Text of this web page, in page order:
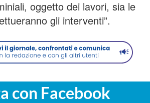
oggetto dei lavori, sia le
gli interventi”.
con Facebook